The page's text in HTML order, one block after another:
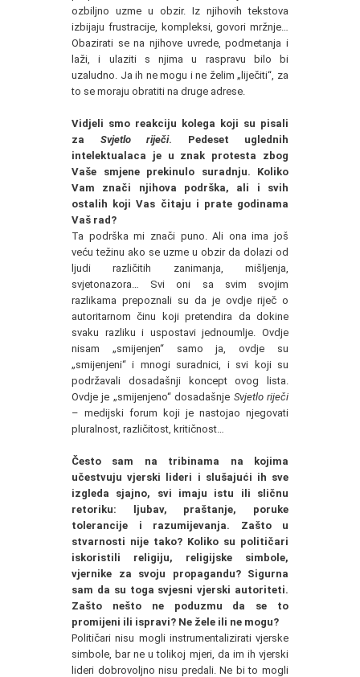
ozbiljno uzme u obzir. Iz njihovih tekstova
izbijaju frustracije, kompleksi, govori mržnje…
Obazirati se na njihove uvrede, podmetanja i
laži, i ulaziti s njima u raspravu bilo bi
uzaludno. Ja ih ne mogu i ne želim „liječiti“, za
to se moraju obratiti na druge adrese.
Vidjeli smo reakciju kolega koji su pisali
za Svjetlo riječi. Pedeset uglednih
intelektualaca je u znak protesta zbog
Vaše smjene prekinulo suradnju. Koliko
Vam znači njihova podrška, ali i svih
ostalih koji Vas čitaju i prate godinama
Vaš rad?
Ta podrška mi znači puno. Ali ona ima još
veću težinu ako se uzme u obzir da dolazi od
ljudi različitih zanimanja, mišljenja,
svjetonazora… Svi oni sa svim svojim
razlikama prepoznali su da je ovdje riječ o
autoritarnom činu koji pretendira da dokine
svaku razliku i uspostavi jednoumlje. Ovdje
nisam „smijenjen“ samo ja, ovdje su
„smijenjeni“ i mnogi suradnici, i svi koji su
podržavali dosadašnji koncept ovog lista.
Ovdje je „smijenjeno“ dosadašnje Svjetlo riječi
– medijski forum koji je nastojao njegovati
pluralnost, različitost, kritičnost…
Često sam na tribinama na kojima
učestvuju vjerski lideri i slušajući ih sve
izgleda sjajno, svi imaju istu ili sličnu
retoriku: ljubav, praštanje, poruke
tolerancije i razumijevanja. Zašto u
stvarnosti nije tako? Koliko su političari
iskoristili religiju, religijske simbole,
vjernike za svoju propagandu? Sigurna
sam da su toga svjesni vjerski autoriteti.
Zašto nešto ne poduzmu da se to
promijeni ili ispravi? Ne žele ili ne mogu?
Političari nisu mogli instrumentalizirati vjerske
simbole, bar ne u tolikoj mjeri, da im ih vjerski
lideri dobrovoljno nisu predali. Ne bi to mogli